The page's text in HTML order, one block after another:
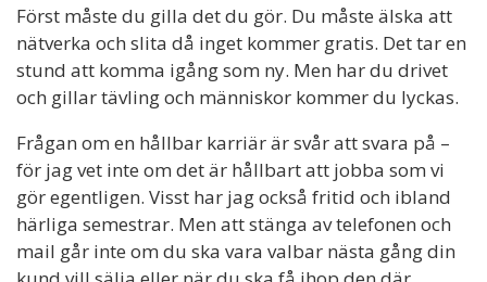
Först måste du gilla det du gör. Du måste älska att
nätverka och slita då inget kommer gratis. Det tar en
stund att komma igång som ny. Men har du drivet
och gillar tävling och människor kommer du lyckas.
Frågan om en hållbar karriär är svår att svara på –
för jag vet inte om det är hållbart att jobba som vi
gör egentligen. Visst har jag också fritid och ibland
härliga semestrar. Men att stänga av telefonen och
mail går inte om du ska vara valbar nästa gång din